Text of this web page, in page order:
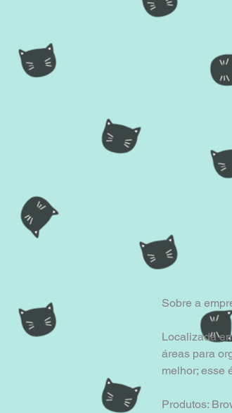
Sobre a
Localizada
áreas para
melhor; esse
Produtos: